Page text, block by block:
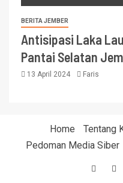
BERITA JEMBER
Antisipasi Laka
Pantai Selatan
13 April 2024 Faris
Home Tentang
Pedoman Media Siber